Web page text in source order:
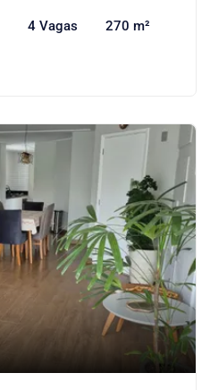
4 Vagas 270 m²